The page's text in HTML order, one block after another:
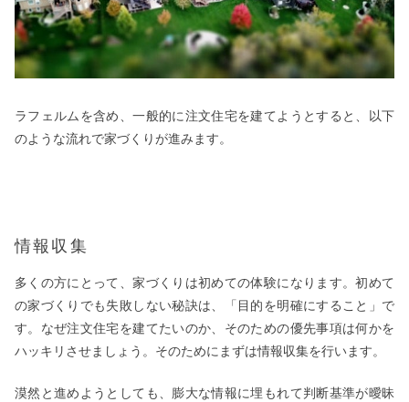
ラフェルムを含め、一般的に注文住宅を建てようとすると、以下
のような流れで家づくりが進みます。
情報収集
多くの方にとって、家づくりは初めての体験になります。初めて
の家づくりでも失敗しない秘訣は、「目的を明確にすること」で
す。なぜ注文住宅を建てたいのか、そのための優先事項は何かを
ハッキリさせましょう。そのためにまずは情報収集を行います。
漠然と進めようとしても、膨大な情報に埋もれて判断基準が曖昧